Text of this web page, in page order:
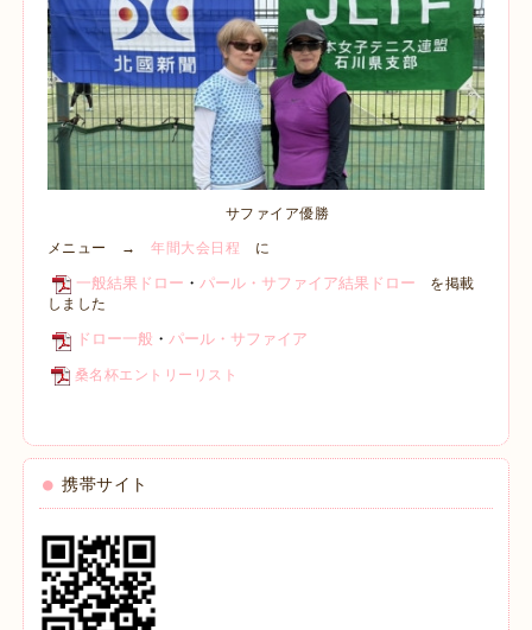
サファイア優勝
メニュー →年間大会日程 に
一般結果ドロー ・ パール・サファイア結果ドロー
を掲載
しました
ドロー一般 ・ パール・サファイア
桑名杯エントリーリスト
携帯サイト